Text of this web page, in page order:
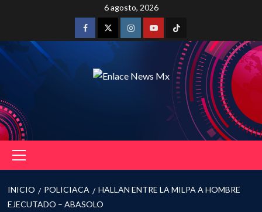
6 agosto, 2026
FacebookTwitterInstagramYoutube
principal
INICIO POLICIACA
HALLAN ENTRE LA MILPA A HOMBRE
EJECUTADO – ABASOLO